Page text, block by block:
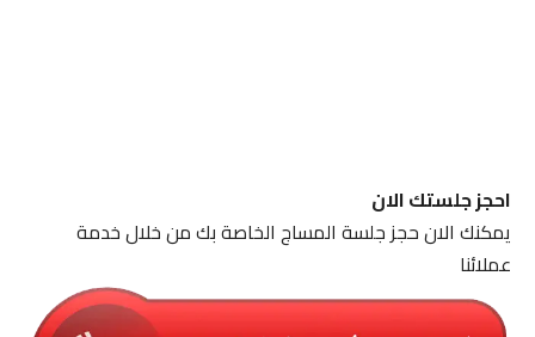
احجز جلستك الان
يمكنك الان حجز جلسة المساج الخاصة بك من خلال خدمة
عملائنا